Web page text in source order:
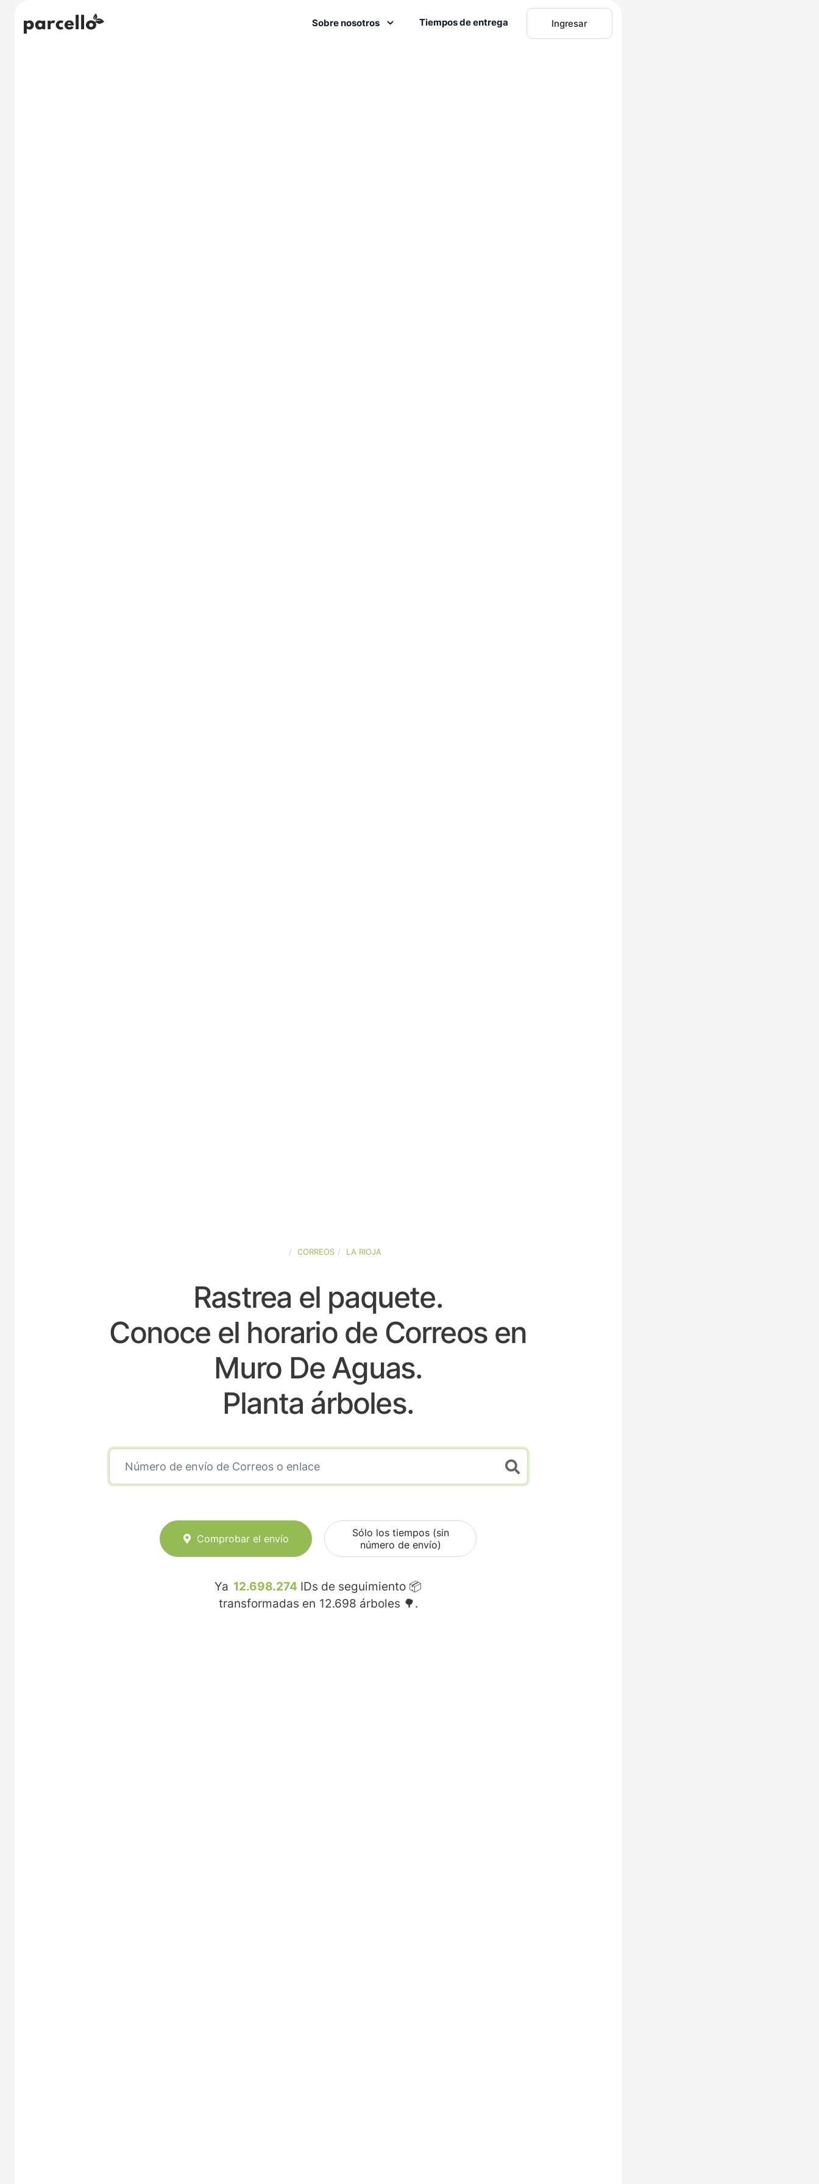
Sobre nosotros Tiempos de entrega Ingresar
CORREOS LA RIOJA
Rastrea el paquete.
Conoce el horario de Correos en
Muro De Aguas.
Planta árboles.
Comprobar el envío
Sólo los tiempos (sin
número de envío)
Ya 12.698.274 IDs de seguimiento 📦
transformadas en 12.698 árboles 🌳.